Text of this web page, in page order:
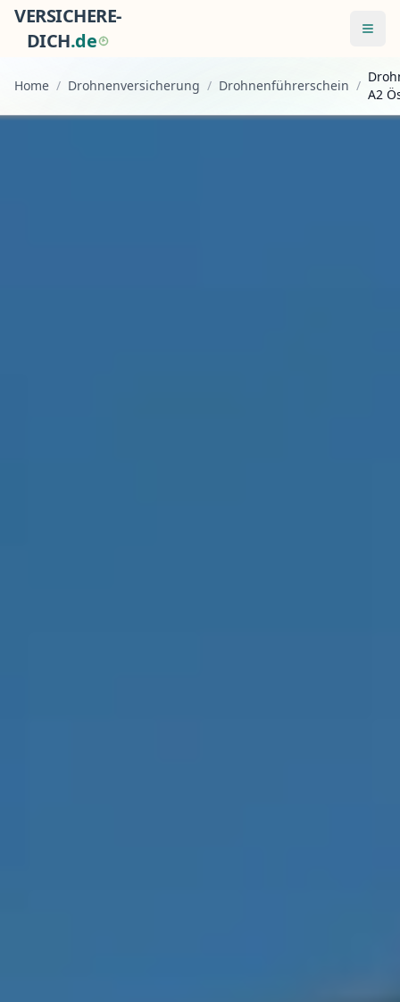
VERSICHERE-
DICH.de
Home / Drohnenversicherung / Drohnenführerschein /
A2